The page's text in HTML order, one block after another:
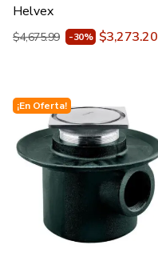
Helvex
$4,675.99 -30% $3,273.20
¡En Oferta!